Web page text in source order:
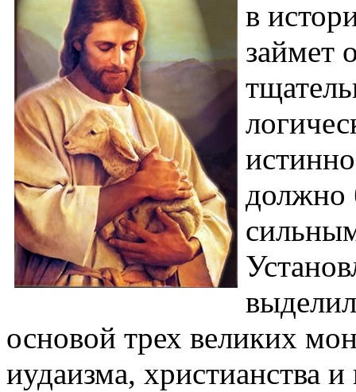
в
займет
должно
основой трех великих
иудаизма, христианства и